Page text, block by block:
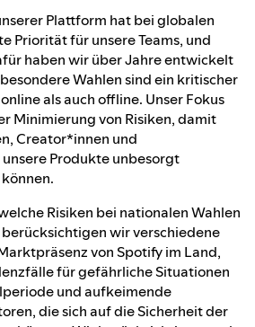
für das Gesetz über
Dienste
Plattform hat bei globalen
Priorität für unsere Teams, und
haben wir über Jahre entwickelt
Wahlen sind ein kritischer
als auch offline. Unser Fokus
Minimierung von Risiken, damit
Creator*innen und
Produkte unbesorgt
Risiken bei nationalen Wahlen
wir verschiedene
von Spotify im Land,
für gefährliche Situationen
und aufkeimende
die sich auf die Sicherheit der